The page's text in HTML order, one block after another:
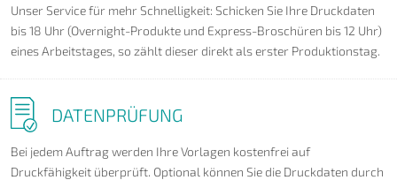
Unser Service für mehr Schnelligkeit: Schicken Sie Ihre Druckdaten
bis 18 Uhr (Overnight-Produkte und Express-Broschüren bis 12 Uhr)
eines Arbeitstages, so zählt dieser direkt als erster Produktionstag.
DATENPRÜFUNG
Bei jedem Auftrag werden Ihre Vorlagen kostenfrei auf
Druckfähigkeit überprüft. Optional können Sie die Druckdaten durch